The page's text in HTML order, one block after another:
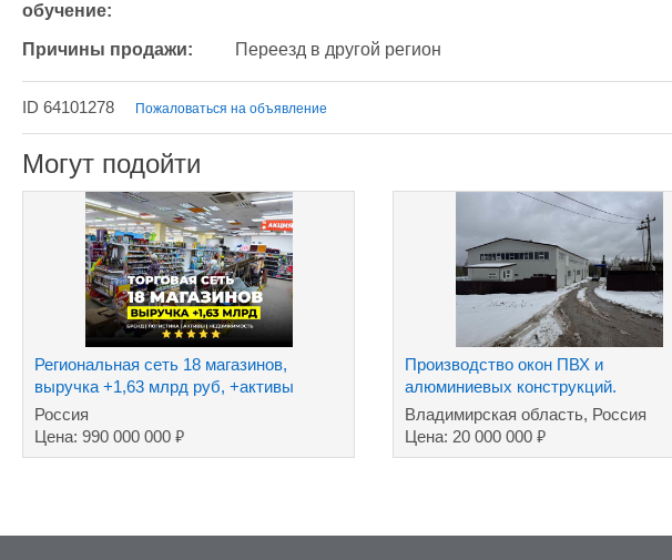
обучение:
Причины продажи: Переезд в другой регион
ID 64101278 Пожаловаться на объявление
Могут подойти
Региональная сеть 18 магазинов,
выручка +1,63 млрд руб, +активы
Россия
Цена: 990 000 000 ₽
Производство окон ПВХ и
алюминиевых конструкций.
Владимирская область, Россия
Цена: 20 000 000₽